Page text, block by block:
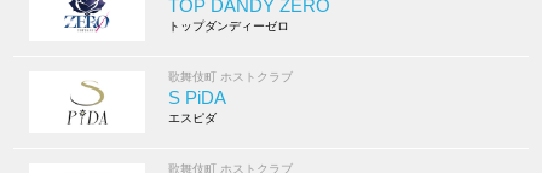
TOP DANDY ZERO
トップダンディーゼロ
歌舞伎町 ホストクラブ
S PiDA
エスピダ
歌舞伎町 ホストクラブ